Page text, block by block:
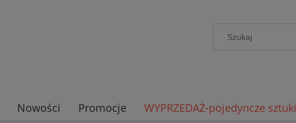
Nowości Promocje WYPRZEDAŻ-pojedyncze sztuki